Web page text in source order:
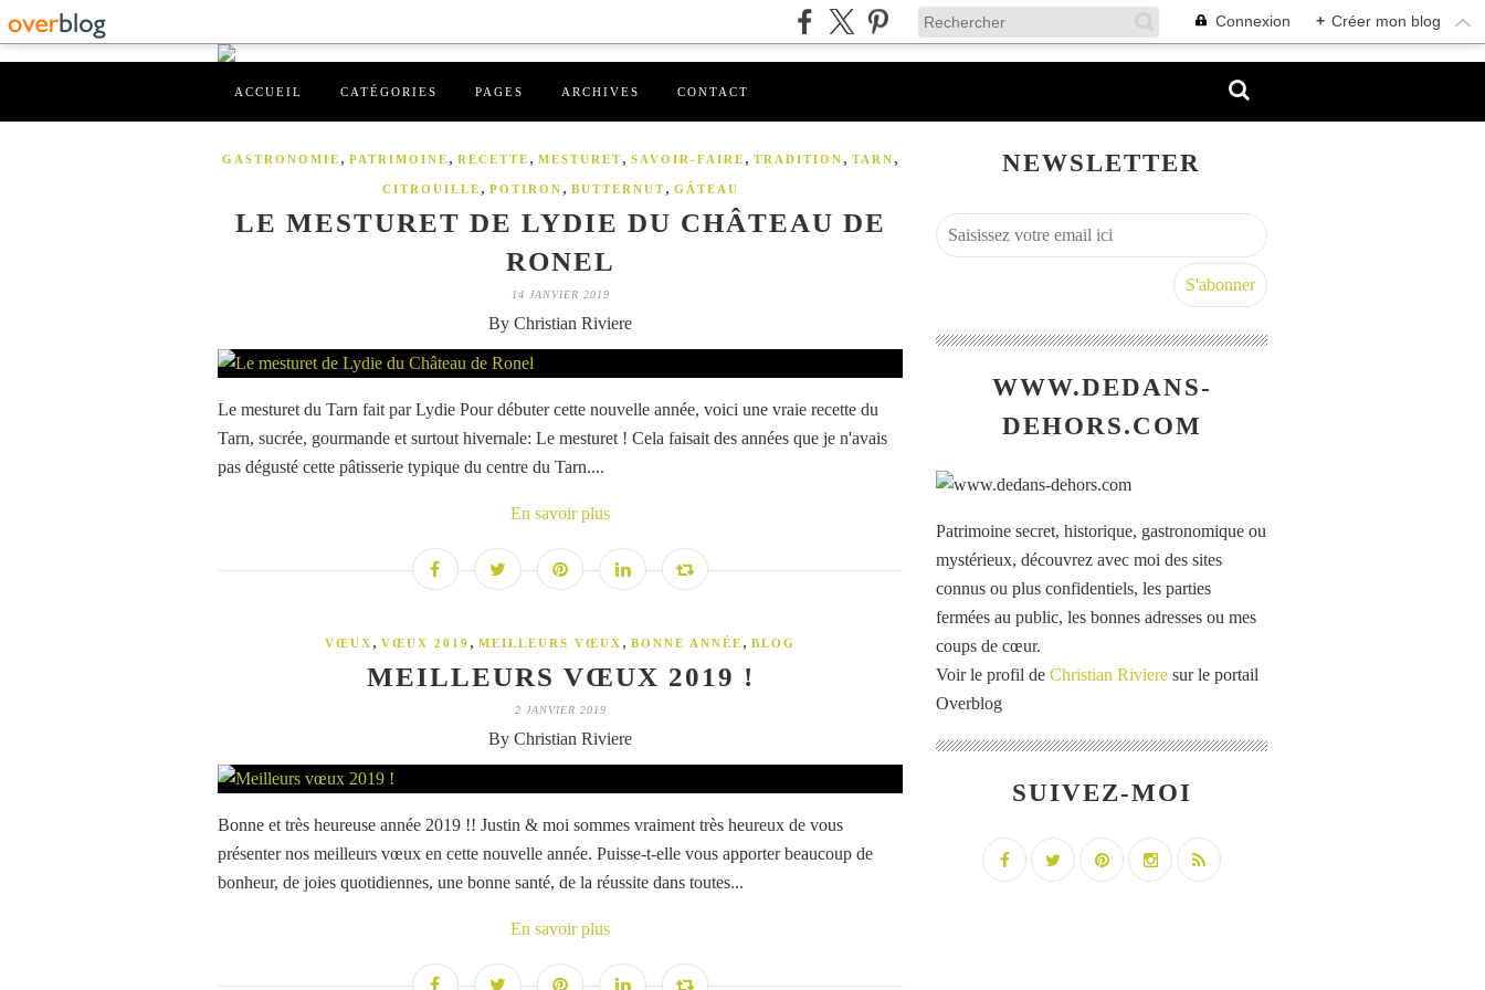
Connexion + Créer mon blog
ACCUEIL CATÉGORIES PAGES ARCHIVES CONTACT
GASTRONOMIE , PATRIMOINE , RECETTE , MESTURET, SAVOIR-FAIRE , TRADITION , TARN ,
CITROUILLE , POTIRON , BUTTERNUT, GÂTEAU
LE MESTURET DE LYDIE DU CHÂTEAU DE
RONEL
14 JANVIER 2019
By Christian Riviere
Le mesturet du Tarn fait par Lydie Pour débuter cette nouvelle année, voici une vraie recette du
Tarn, sucrée, gourmande et surtout hivernale: Le mesturet ! Cela faisait des années que je n'avais
pas dégusté cette pâtisserie typique du centre du Tarn....
En savoir plus
VŒUX , VŒUX 2019 , MEILLEURS VŒUX , BONNE ANNÉE , BLOG
MEILLEURS VŒUX 2019 !
2 JANVIER 2019
By Christian Riviere
Bonne et très heureuse année 2019 !! Justin & moi sommes vraiment très heureux de vous
présenter nos meilleurs vœux en cette nouvelle année. Puisse-t-elle vous apporter beaucoup de
bonheur, de joies quotidiennes, une bonne santé, de la réussite dans toutes...
En savoir plus
NEWSLETTER
WWW.DEDANS-
DEHORS.COM
Patrimoine secret, historique, gastronomique ou
mystérieux, découvrez avec moi des sites
connus ou plus confidentiels, les parties
fermées au public, les bonnes adresses ou mes
coups de cœur.
Voir le profil de Christian Riviere sur le portail
Overblog
SUIVEZ-MOI